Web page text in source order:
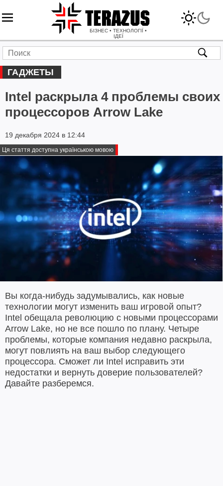
БІЗНЕС • ТЕХНОЛОГІЇ •
ІДЕЇ
ГАДЖЕТЫ
Intel раскрыла 4 проблемы своих
процессоров Arrow Lake
19 декабря 2024 в 12:44
Ця стаття доступна українською мовою
Вы когда-нибудь задумывались, как новые
технологии могут изменить ваш игровой опыт?
Intel обещала революцию с новыми процессорами
Arrow Lake, но не все пошло по плану. Четыре
проблемы, которые компания недавно раскрыла,
могут повлиять на ваш выбор следующего
процессора. Сможет ли Intel исправить эти
недостатки и вернуть доверие пользователей?
Давайте разберемся.